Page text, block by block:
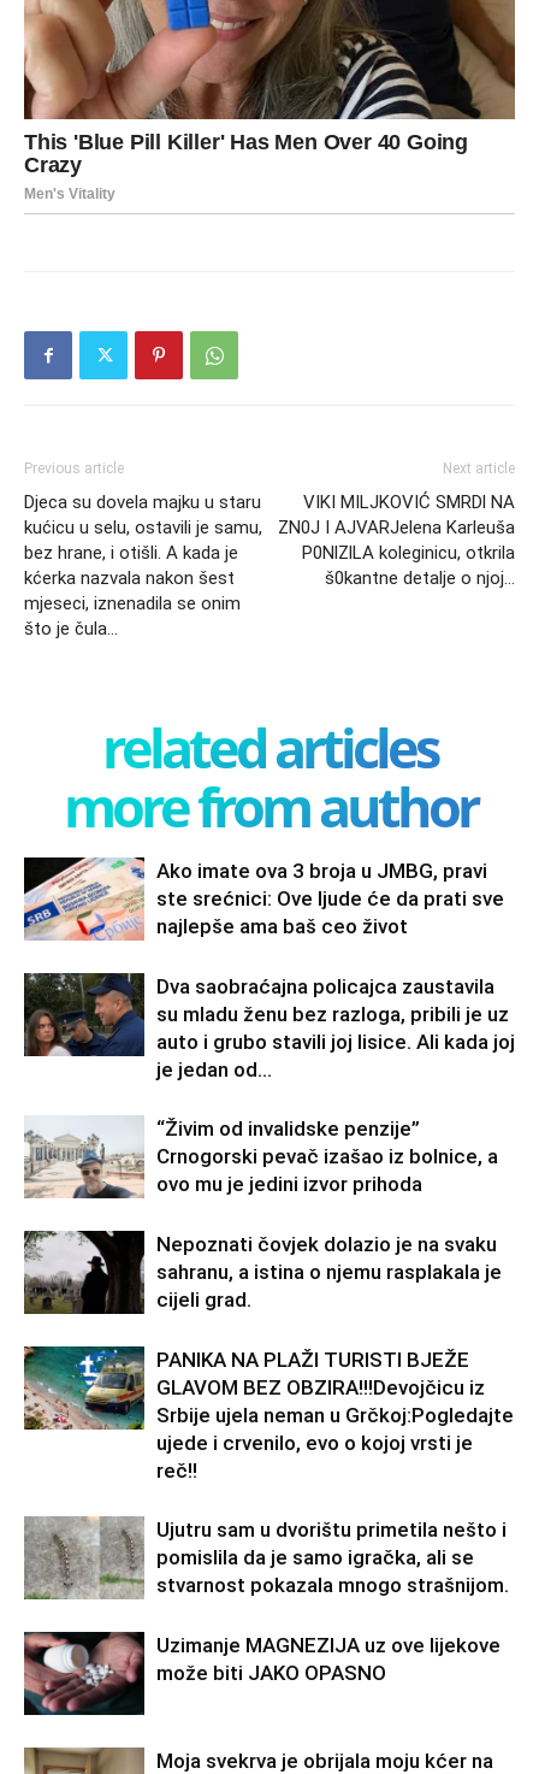
Previous article
Djeca su dovela majku u staru
kućicu u selu, ostavili je samu,
bez hrane, i otišli. A kada je
kćerka nazvala nakon šest
mjeseci, iznenadila se onim
što je čula…
Next article
VIKI MILJKOVIĆ SMRDl NA
ZN0J I AJVARJelena Karleuša
P0NlZlLA koleginicu, otkrila
š0kantne detalje o njoj…
related articles
more from author
Ako imate ova 3 broja u JMBG, pravi
ste srećnici: Ove ljude će da prati sve
najlepše ama baš ceo život
Dva saobraćajna policajca zaustavila
su mladu ženu bez razloga, pribili je uz
auto i grubo stavili joj lisice. Ali kada joj
je jedan od...
“Živim od invalidske penzije”
Crnogorski pevač izašao iz bolnice, a
ovo mu je jedini izvor prihoda
Nepoznati čovjek dolazio je na svaku
sahranu, a istina o njemu rasplakala je
cijeli grad.
PANIKA NA PLAŽI TURISTI BJEŽE
GLAVOM BEZ OBZIRA!!!Devojčicu iz
Srbije ujela neman u Grčkoj:Pogledajte
ujede i crvenilo, evo o kojoj vrsti je
reč!!
Ujutru sam u dvorištu primetila nešto i
pomislila da je samo igračka, ali se
stvarnost pokazala mnogo strašnijom.
Uzimanje MAGNEZIJA uz ove lijekove
može biti JAKO OPASNO
Moja svekrva je obrijala moju kćer na